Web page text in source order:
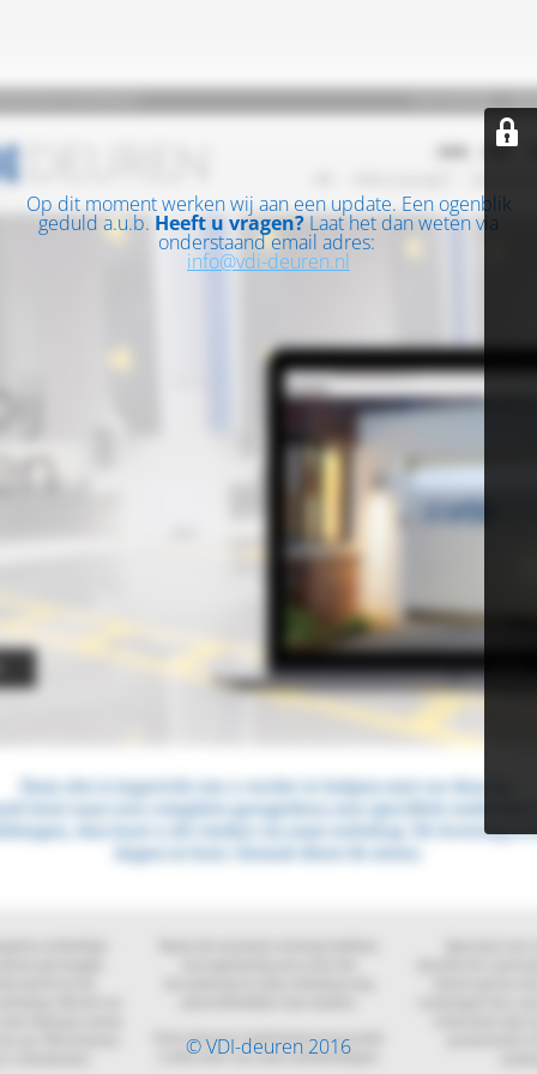
Op dit moment werken wij aan een update. Een ogenblik
geduld a.u.b. Heeft u vragen? Laat het dan weten via
onderstaand email adres:
info@vdi-deuren.nl
© VDI-deuren 2016